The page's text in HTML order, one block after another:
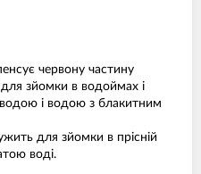
червону частину
зйомки в водоймах і
і водою з блакитним
для зйомки в прісній
воді.